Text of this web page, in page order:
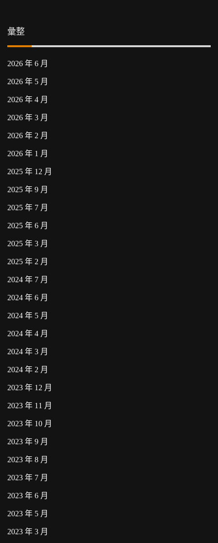
彙整
2026 年 6 月
2026 年 5 月
2026 年 4 月
2026 年 3 月
2026 年 2 月
2026 年 1 月
2025 年 12 月
2025 年 9 月
2025 年 7 月
2025 年 6 月
2025 年 3 月
2025 年 2 月
2024 年 7 月
2024 年 6 月
2024 年 5 月
2024 年 4 月
2024 年 3 月
2024 年 2 月
2023 年 12 月
2023 年 11 月
2023 年 10 月
2023 年 9 月
2023 年 8 月
2023 年 7 月
2023 年 6 月
2023 年 5 月
2023 年 3 月